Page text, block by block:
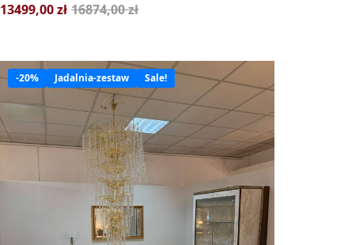
16874,00zł
13499,00zł
-20% Jadalnia-zestaw Sale!